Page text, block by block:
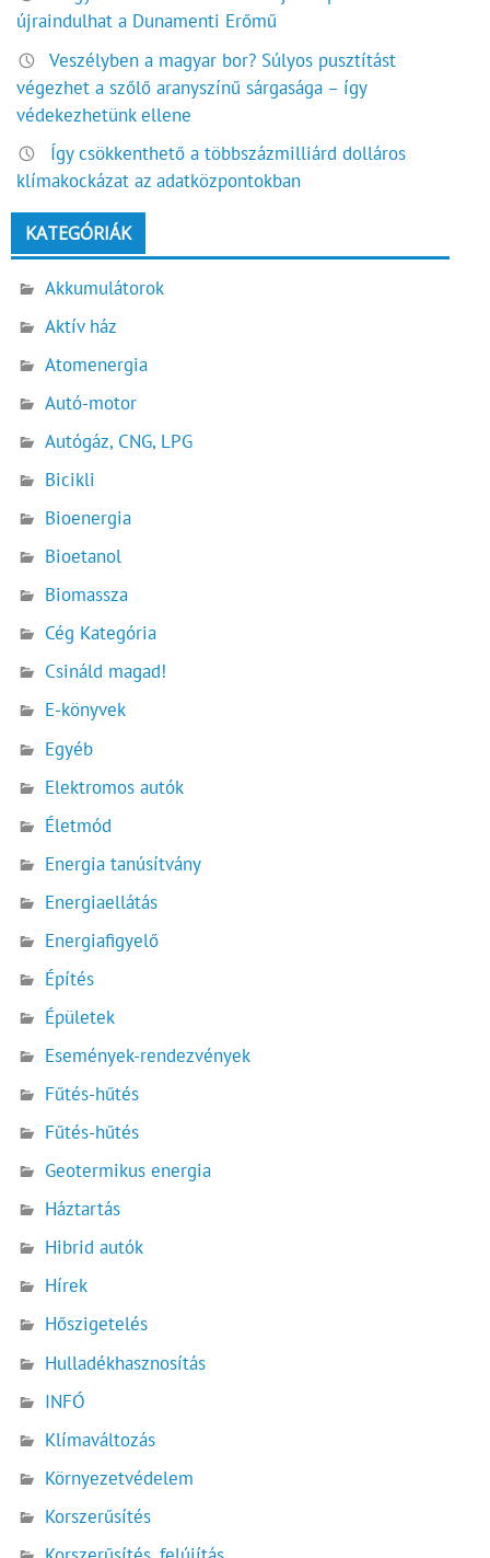
újraindulhat a Dunamenti Erőmű
Veszélyben a magyar bor? Súlyos pusztítást
végezhet a szőlő aranyszínű sárgasága – így
védekezhetünk ellene
Így csökkenthető a többszázmilliárd dolláros
klímakockázat az adatközpontokban
KATEGÓRIÁK
Akkumulátorok
Aktív ház
Atomenergia
Autó-motor
Autógáz, CNG, LPG
Bicikli
Bioenergia
Bioetanol
Biomassza
Cég Kategória
Csináld magad!
E-könyvek
Egyéb
Elektromos autók
Életmód
Energia tanúsítvány
Energiaellátás
Energiafigyelő
Építés
Épületek
Események-rendezvények
Fűtés-hűtés
Fűtés-hűtés
Geotermikus energia
Háztartás
Hibrid autók
Hírek
Hőszigetelés
Hulladékhasznosítás
INFÓ
Klímaváltozás
Környezetvédelem
Korszerűsítés